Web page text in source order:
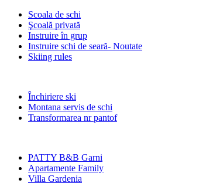
Scoala de schi
Şcoală privată
Instruire în grup
Instruire schi de seară- Noutate
Skiing rules
Închiriere ski
Montana servis de schi
Transformarea nr pantof
PATTY B&B Garni
Apartamente Family
Villa Gardenia